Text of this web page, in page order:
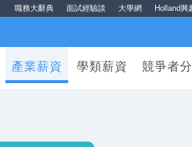
職務大辭典 面試經驗談 大學網 Holland興
產業薪資 學類薪資 競爭者